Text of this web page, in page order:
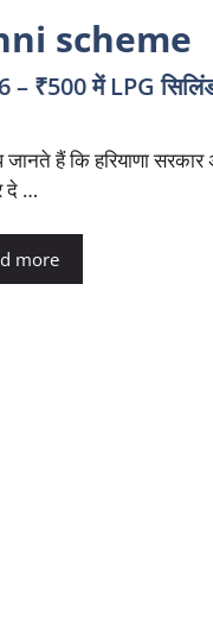
scheme
₹500 में LPG
हैं कि हरियाणा
दे …
more